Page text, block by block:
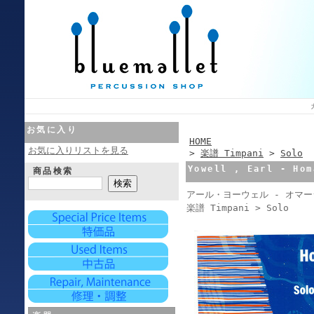
お気に入り
お気に入りリストを見る
商品検索
HOME
> 楽譜 Timpani > Solo
Yowell , Earl -
アール・ヨーウェル - オマ
楽譜 Timpani > Solo